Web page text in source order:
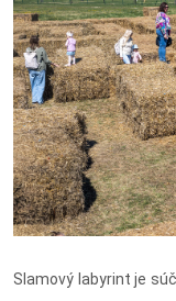
Slamový labyrint je